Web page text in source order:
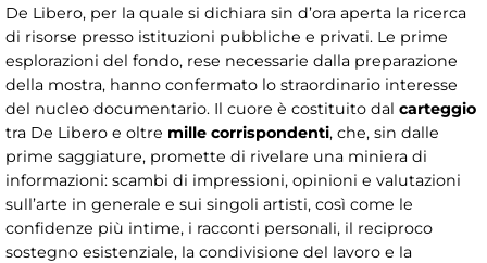
De Libero, per la quale si dichiara sin d’ora aperta la ricerca
di risorse presso istituzioni pubbliche e privati. Le prime
esplorazioni del fondo, rese necessarie dalla preparazione
della mostra, hanno confermato lo straordinario interesse
del nucleo documentario. Il cuore è costituito dal carteggio
tra De Libero e oltre mille corrispondenti, che, sin dalle
prime saggiature, promette di rivelare una miniera di
informazioni: scambi di impressioni, opinioni e valutazioni
sull’arte in generale e sui singoli artisti, così come le
confidenze più intime, i racconti personali, il reciproco
sostegno esistenziale, la condivisione del lavoro e la